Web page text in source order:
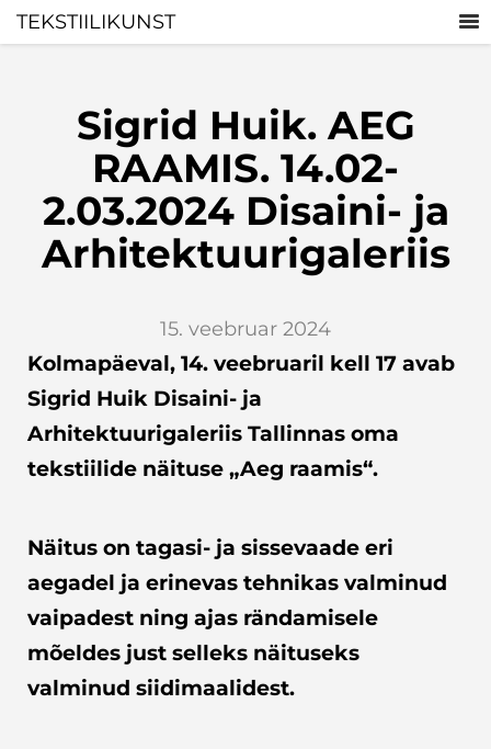
TEKSTIILIKUNST
Sigrid Huik. AEG
RAAMIS. 14.02-
2.03.2024 Disaini- ja
Arhitektuurigaleriis
15. veebruar 2024
Kolmapäeval, 14. veebruaril kell 17 avab
Sigrid Huik Disaini- ja
Arhitektuurigaleriis Tallinnas oma
tekstiilide näituse „Aeg raamis“.
Näitus on tagasi- ja sissevaade eri
aegadel ja erinevas tehnikas valminud
vaipadest ning ajas rändamisele
mõeldes just selleks näituseks
valminud siidimaalidest.